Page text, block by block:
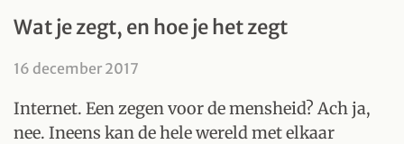
Wat je zegt, en hoe je het zegt
16 december 2017
Internet. Een zegen voor de mensheid? Ach ja,
nee. Ineens kan de hele wereld met elkaar